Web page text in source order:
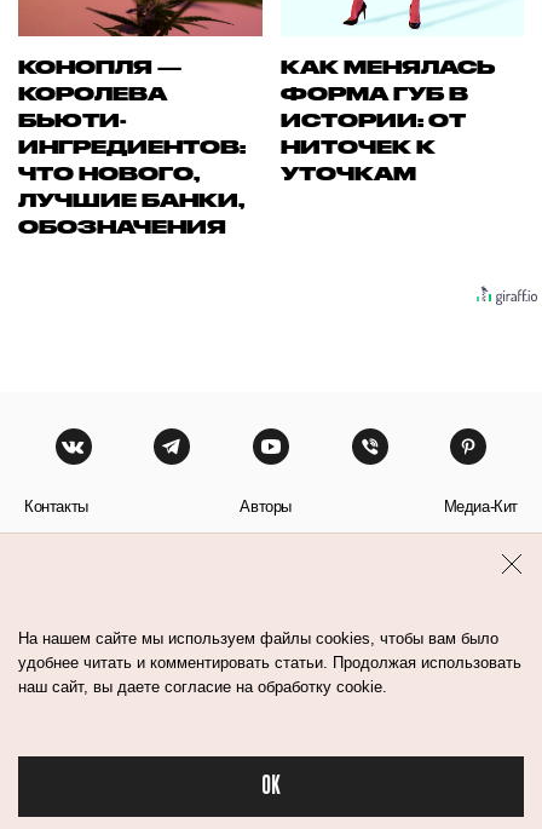
Бьюти в спорте
КОНОПЛЯ —
КОРОЛЕВА
БЬЮТИ-
ИНГРЕДИЕНТОВ:
ЧТО НОВОГО,
ЛУЧШИЕ БАНКИ,
ОБОЗНАЧЕНИЯ
КАК МЕНЯЛАСЬ
ФОРМА ГУБ В
ИСТОРИИ: ОТ
НИТОЧЕК К
УТОЧКАМ
Контакты Авторы Медиа-Кит
На нашем сайте мы используем файлы cookies, чтобы вам было
удобнее читать и комментировать статьи. Продолжая использовать
наш сайт, вы даете согласие на обработку cookie.
OK